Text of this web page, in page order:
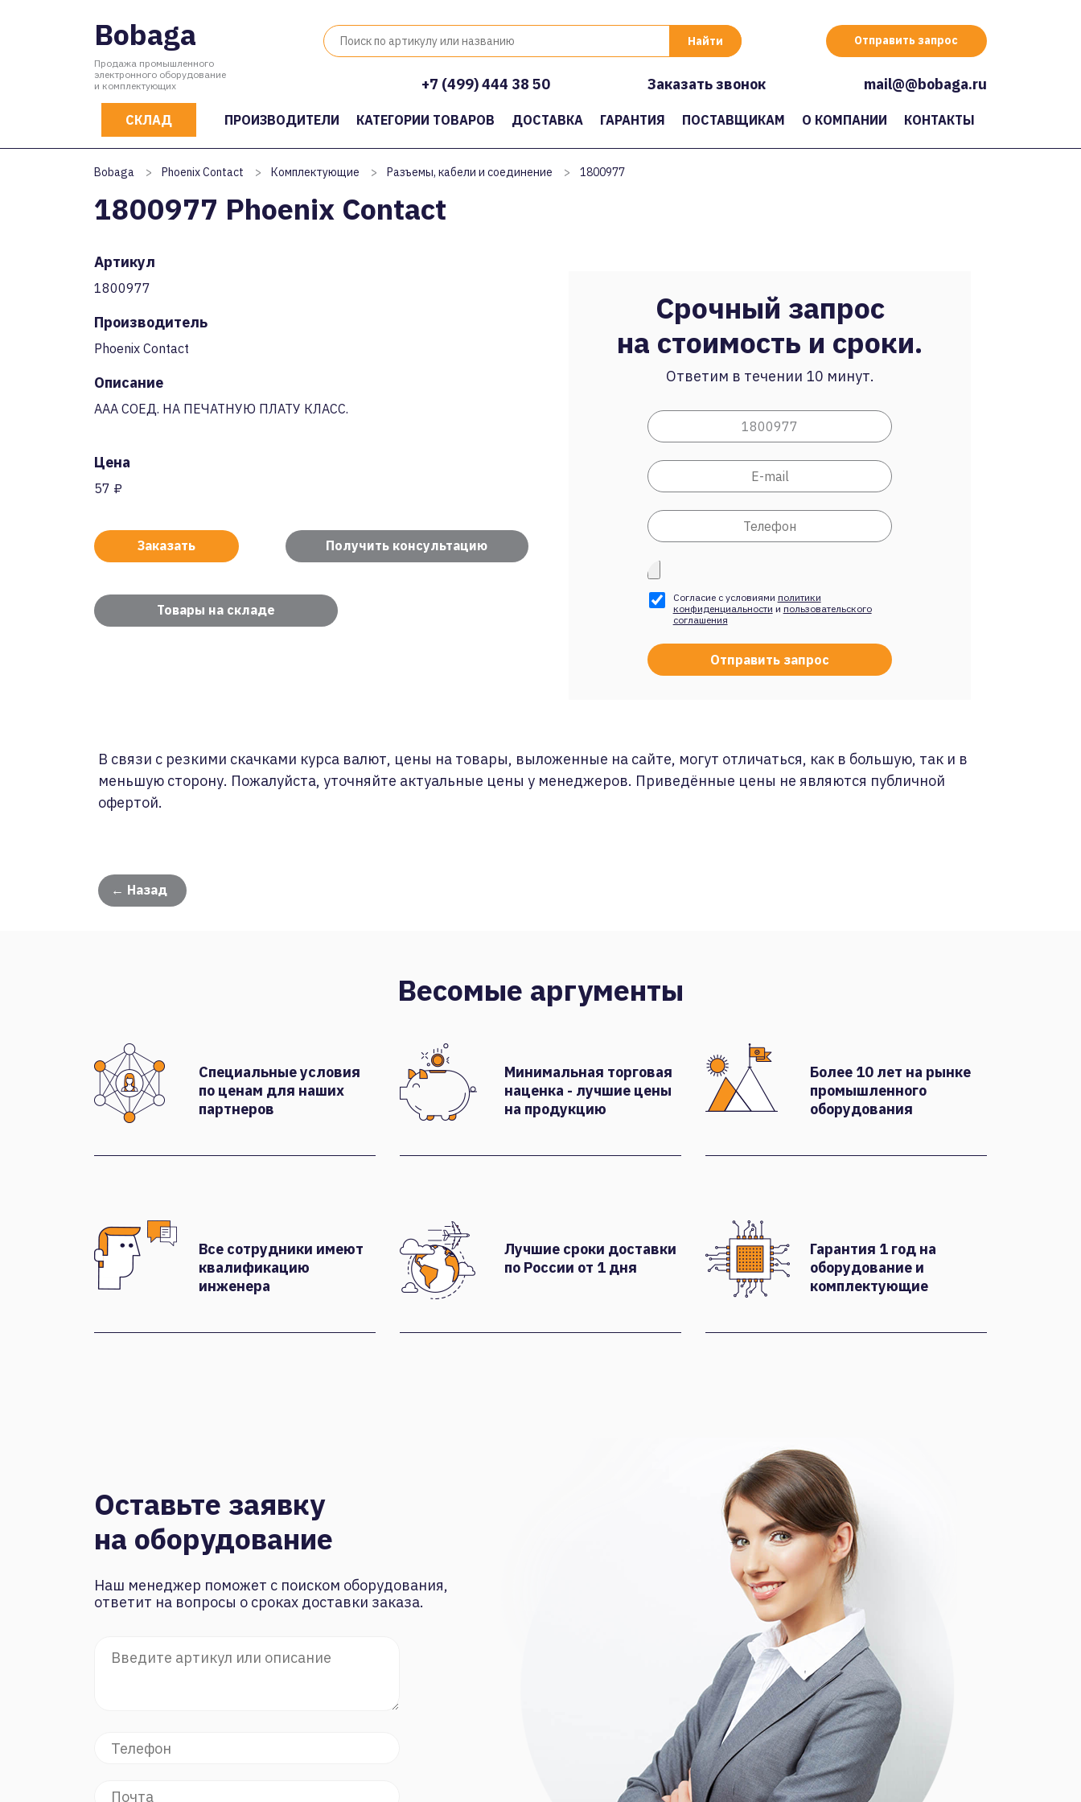
Bobaga
Продажа промышленного
электронного оборудование
и комплектующих
Отправить запрос
+7 (499) 444 38 50 Заказать звонок mail@@bobaga.ru
СКЛАД ПРОИЗВОДИТЕЛИ КАТЕГОРИИ ТОВАРОВ ДОСТАВКА ГАРАНТИЯ ПОСТАВЩИКАМ О КОМПАНИИ КОНТАКТЫ
Bobaga > Phoenix Contact > Комплектующие > Разъемы, кабели и соединение > 1800977
1800977 Phoenix Contact
Артикул
1800977
Производитель
Phoenix Contact
Описание
AAA СОЕД. НА ПЕЧАТНУЮ ПЛАТУ КЛАСС.
Цена
57 ₽
Заказать Получить консультацию
Товары на складе
Срочный запрос
на стоимость и сроки.
Ответим в течении 10 минут.
Согласие с условиями политики
конфиденциальности и пользовательского
соглашения
В связи с резкими скачками курса валют, цены на товары, выложенные на сайте, могут отличаться, как в большую, так и в
меньшую сторону. Пожалуйста, уточняйте актуальные цены у менеджеров. Приведённые цены не являются публичной
офертой.
← Назад
Весомые аргументы
Специальные условия
по ценам для наших
партнеров
Минимальная торговая
наценка - лучшие цены
на продукцию
Более 10 лет на рынке
промышленного
оборудования
Все сотрудники имеют
квалификацию
инженера
Лучшие сроки доставки
по России от 1 дня
Гарантия 1 год на
оборудование и
комплектующие
Оставьте заявку
на оборудование
Наш менеджер поможет с поиском оборудования,
ответит на вопросы о сроках доставки заказа.